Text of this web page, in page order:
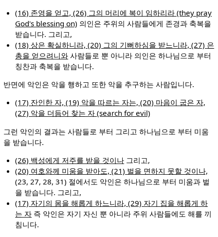
(16) 존영을 얻고, (26) 그의 머리에 복이 임하리라 (they pray
God's blessing on) 의인은 주위의 사람들에게 존경과 축복을
받습니다. 그리고,
(18) 상은 확실하니라, (20) 그의 기뻐하심을 받느니라, (27) 은
총을 얻으려니와 사람들로 뿐 아니라 의인은 하나님으로 부터
칭찬과 축복을 받습니다.
반면에 악인은 악을 행하고 또한 악을 추구하는 사람입니다.
(17) 잔인한 자, (19) 악을 따르는 자는, (20) 마음이 굽은 자,
(27) 악을 더듬어 찾는 자 (search for evil)
그런 악인의 결과는 사람들로 부터 그리고 하나님으로 부터 미움
을 받습니다.
(26) 백성에게 저주를 받을 것이나 그리고,
(20) 여호와께 미움을 받아도, (21) 벌을 면하지 못할 것이나,
(23, 27, 28, 31) 절에서도 악인은 하나님으로 부터 미움과 벌
을 받습니다. 그리고,
(17) 자기의 몸을 해롭게 하느니라, (29) 자기 집을 해롭게 하
는 자 즉 악인은 자기 자신 뿐 아니라 주위 사람들에도 해를 끼
침니다.